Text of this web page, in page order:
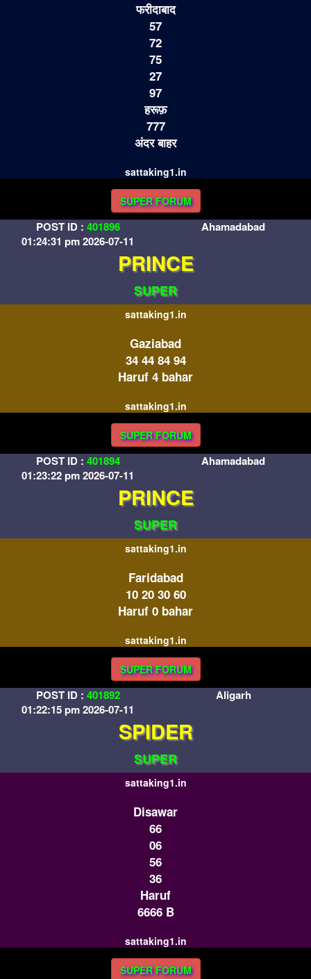
फरीदाबाद
57
72
75
27
97
हरूफ़
777
अंदर बाहर
sattaking1.in
SUPER FORUM
POST ID : 401896
01:24:31 pm 2026-07-11
Ahamadabad
PRINCE
SUPER
sattaking1.in
Gaziabad
34 44 84 94
Haruf 4 bahar
sattaking1.in
SUPER FORUM
POST ID : 401894
01:23:22 pm 2026-07-11
Ahamadabad
PRINCE
SUPER
sattaking1.in
Faridabad
10 20 30 60
Haruf 0 bahar
sattaking1.in
SUPER FORUM
POST ID : 401892
01:22:15 pm 2026-07-11
Aligarh
SPIDER
SUPER
sattaking1.in
Disawar
66
06
56
36
Haruf
6666 B
sattaking1.in
SUPER FORUM